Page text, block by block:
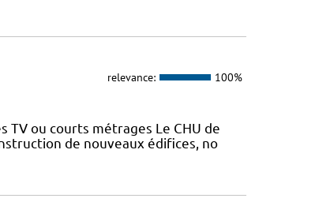
relevance: 100%
TV ou courts métrages Le CHU de
de nouveaux édifices, no